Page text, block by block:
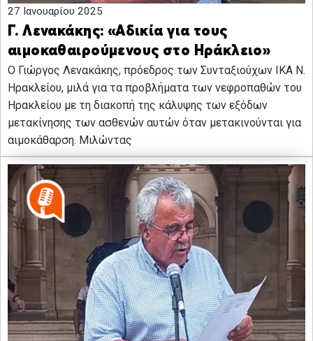
27 Ιανουαρίου 2025
Γ. Λενακάκης: «Αδικία για τους
αιμοκαθαιρούμενους στο Ηράκλειο»
Ο Γιώργος Λενακάκης, πρόεδρος των Συνταξιούχων ΙΚΑ Ν.
Ηρακλείου, μιλά για τα προβλήματα των νεφροπαθών του
Ηρακλείου με τη διακοπή της κάλυψης των εξόδων
μετακίνησης των ασθενών αυτών όταν μετακινούνται για
αιμοκάθαρση. Μιλώντας